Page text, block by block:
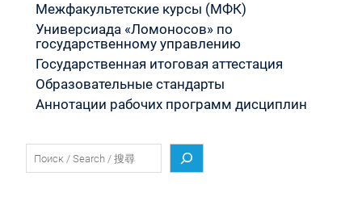
Межфакультетские курсы (МФК)
Универсиада «Ломоносов» по
государственному управлению
Государственная итоговая аттестация
Образовательные стандарты
Аннотации рабочих программ дисциплин